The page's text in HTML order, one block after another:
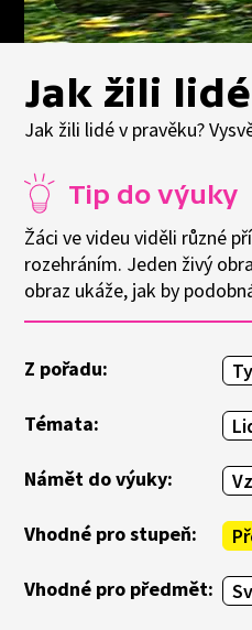
Jak žili
Jak žili lidé v pravěku?
Tip do výuky
Žáci ve videu viděli různé
rozehráním. Jeden živý
obraz ukáže, jak by
Z pořadu:
Témata:
Námět do výuky:
Vhodné pro stupeň:
Vhodné pro předmět: